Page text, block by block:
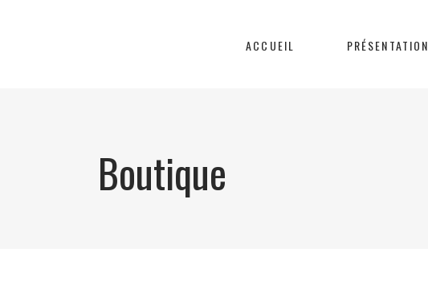
ACCUEIL PRÉSENTATION
Boutique